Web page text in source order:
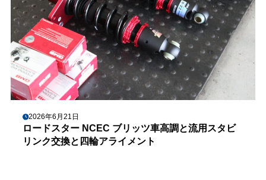
2026年6月21日
ロードスター NCEC ブリッツ車高調と流用スタビ
リンク交換と四輪アライメント